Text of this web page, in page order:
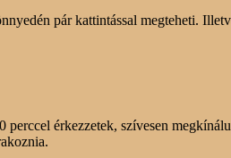
pár kattintással megteheti.
érkezzetek, szívesen